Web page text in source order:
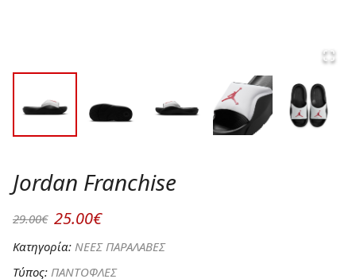
Jordan Franchise
29.00€ 25.00€
Κατηγορία: ΝΕΕΣ ΠΑΡΑΛΑΒΕΣ
Τύπος: ΠΑΝΤΟΦΛΕΣ